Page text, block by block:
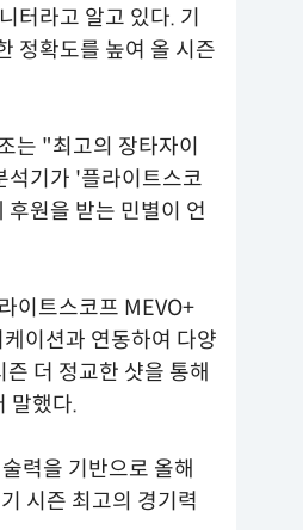
터라고 알고 있다. 기
정확도를 높여 올 시즌
는 "최고의 장타자이
석기가 '플라이트스코
원을 받는 민별이 언
이트스코프 MEVO+
이션과 연동하여 다양
더 정교한 샷을 통해
말했다.
력을 기반으로 올해
시즌 최고의 경기력